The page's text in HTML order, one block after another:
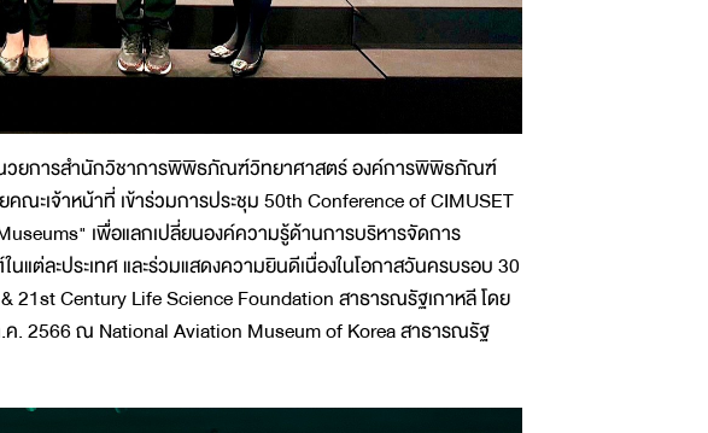
วยการสำนักวิชาการพิพิธภัณฑ์วิทยาศาสตร์ องค์การพิพิธภัณฑ์
ะเจ้าหน้าที่ เข้าร่วมการประชุม 50th Conference of CIMUSET
เพื่อแลกเปลี่ยนองค์ความรู้ด้านการบริหารจัดการ
ละประเทศ และร่วมแสดงความยินดีเนื่องในโอกาสวันครบรอบ 30
21st Century Life Science Foundation สาธารณรัฐเกาหลี โดย
. 2566 ณ National Aviation Museum of Korea สาธารณรัฐ